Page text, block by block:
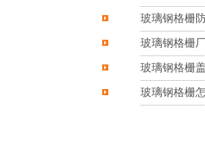
玻璃钢格栅
玻璃钢格栅
玻璃钢格栅
玻璃钢格栅